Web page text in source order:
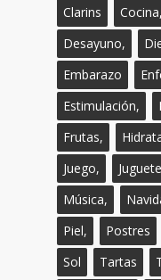
Clarins
Cocina,
Desayuno,
Embarazo
Estimulación,
Frutas,
Juego,
Música,
Piel,
Postres
Sol
Tartas